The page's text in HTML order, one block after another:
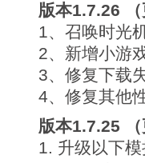
版本1.7.26
1、召唤时光
2、新增小游
3、修复下载
4、修复其他
版本1.7.25
1. 升级以下